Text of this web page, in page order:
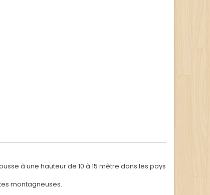
à une hauteur de 10 à 15 mètre dans les pays
montagneuses.